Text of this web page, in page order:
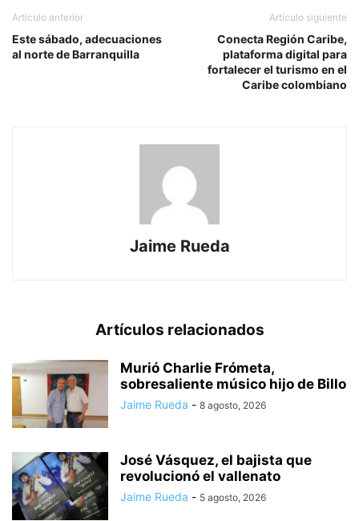
Artículo anterior
Este sábado, adecuaciones
al norte de Barranquilla
Artículo siguiente
Conecta Región Caribe,
plataforma digital para
fortalecer el turismo en el
Caribe colombiano
Jaime Rueda
Artículos relacionados
Murió Charlie Frómeta,
sobresaliente músico hijo de Billo
Jaime Rueda - 8 agosto, 2026
José Vásquez, el bajista que
revolucionó el vallenato
Jaime Rueda - 5 agosto, 2026